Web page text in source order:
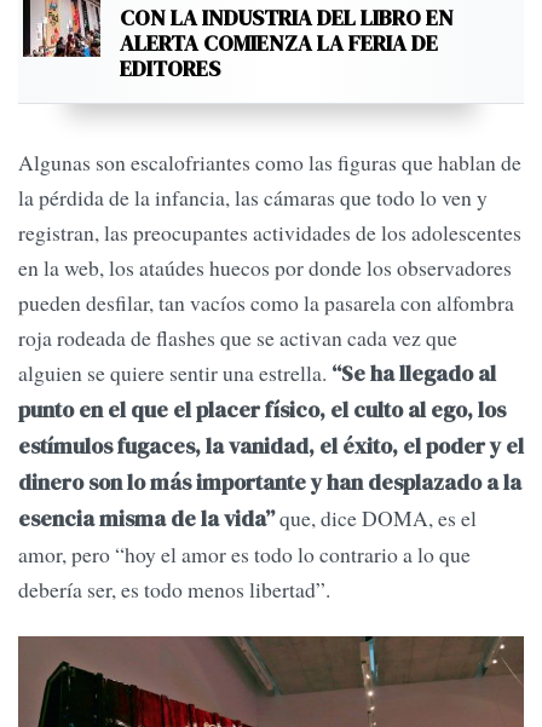
CON LA INDUSTRIA DEL LIBRO EN
ALERTA COMIENZA LA FERIA DE
EDITORES
Algunas son escalofriantes como las figuras que hablan de
la pérdida de la infancia, las cámaras que todo lo ven y
registran, las preocupantes actividades de los adolescentes
en la web, los ataúdes huecos por donde los observadores
pueden desfilar, tan vacíos como la pasarela con alfombra
roja rodeada de flashes que se activan cada vez que
alguien se quiere sentir una estrella. “Se ha llegado al
punto en el que el placer físico, el culto al ego, los
estímulos fugaces, la vanidad, el éxito, el poder y el
dinero son lo más importante y han desplazado a la
esencia misma de la vida”que, dice DOMA, es el
amor, pero “hoy el amor es todo lo contrario a lo que
debería ser, es todo menos libertad”.